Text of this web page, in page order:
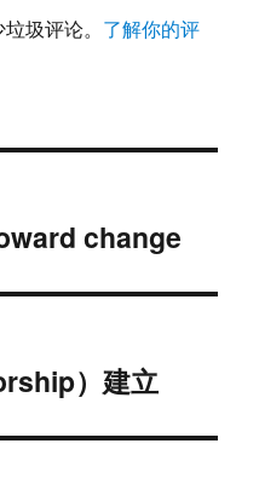
圾评论。 了解你的评
change
）建立